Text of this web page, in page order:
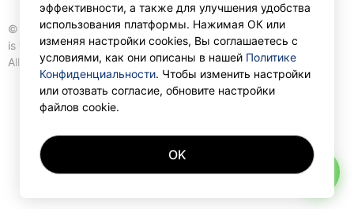
© Gettransport International Limited. GetTransport®
is trademark of Gettransport International Limited.
All rights reserved.
эффективности, а также для улучшения удобства
использования платформы. Нажимая ОК или
изменяя настройки cookies, Вы соглашаетесь с
условиями, как они описаны в нашей Политике
Конфиденциальности. Чтобы изменить настройки
или отозвать согласие, обновите настройки
файлов cookie.
OK
AI